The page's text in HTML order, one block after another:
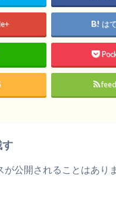
共
有
し
い
ン
ド
開
き
は
す
が公開されることはあり